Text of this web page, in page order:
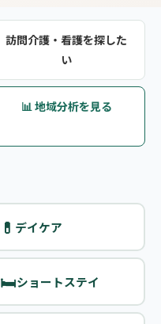
訪問介護・看護を探した
い
📊 地域分析を見る
💊 デイケア
🛏️ショートステイ